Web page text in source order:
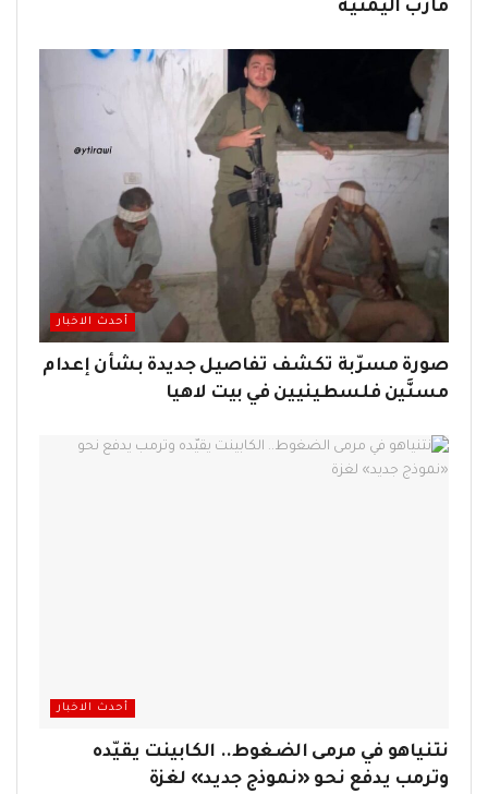
مأرب اليمنية
أحدث الاخبار
صورة مسرّبة تكشف تفاصيل جديدة بشأن إعدام
مسنَّين فلسطينيين في بيت لاهيا
أحدث الاخبار
نتنياهو في مرمى الضغوط.. الكابينت يقيّده
وترمب يدفع نحو «نموذج جديد» لغزة